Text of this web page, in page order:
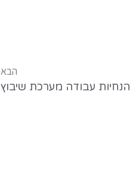
הבא
הנחיות עבודה מערכת שיבוץ